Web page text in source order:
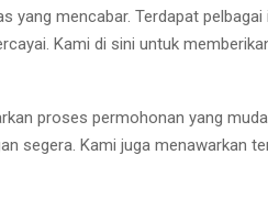
mencabar. Terdapat
Kami di sini untuk
proses permohonan yang
segera. Kami juga menawarkan